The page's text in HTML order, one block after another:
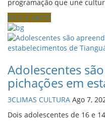
programação que une
ISTO É FATO!
Adolescentes
pichações em
3CLIMAS CULTURA Ago 7,
Dois adolescentes de 16 e